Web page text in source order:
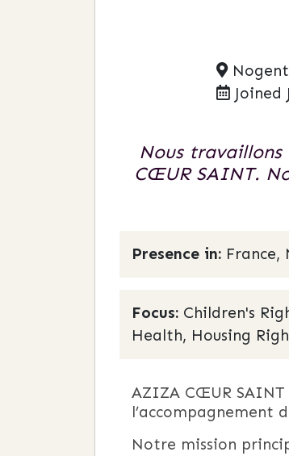
Joined
Nous
CŒUR SAINT.
Presence in: France,
Focus: Children's
Health, Housing
AZIZA CŒUR
l’accompagnement
Notre mission